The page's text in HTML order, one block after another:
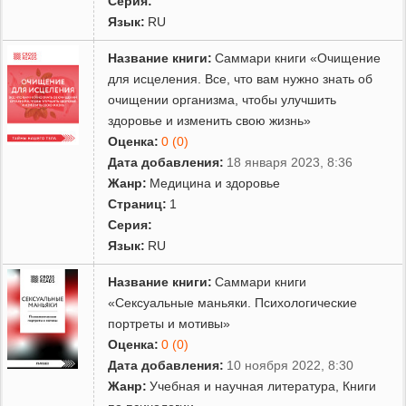
Язык: RU
Название книги: Саммари книги «Очищение
для исцеления. Все, что вам нужно знать об
очищении организма, чтобы улучшить
здоровье и изменить свою жизнь»
Оценка: 0 (0)
Дата добавления: 18 января 2023, 8:36
Жанр: Медицина и здоровье
Страниц: 1
Серия:
Язык: RU
Название книги: Саммари книги
«Сексуальные маньяки. Психологические
портреты и мотивы»
Оценка: 0 (0)
Дата добавления: 10 ноября 2022, 8:30
Жанр: Учебная и научная литература
Книги